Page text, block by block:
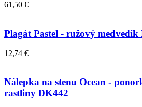
61,50 €
Plagát Pastel - ružový medvedík
12,74 €
Nálepka na stenu Ocean -
rastliny DK442